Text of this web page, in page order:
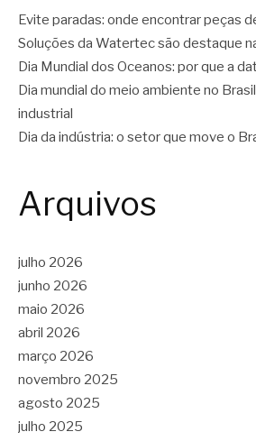
Evite paradas: onde encontrar peças
Soluções da Watertec são destaque
Dia Mundial dos Oceanos: por que a
Dia mundial do meio ambiente no
industrial
Dia da indústria: o setor que move o
Arquivos
julho 2026
junho 2026
maio 2026
abril 2026
março 2026
novembro 2025
agosto 2025
julho 2025